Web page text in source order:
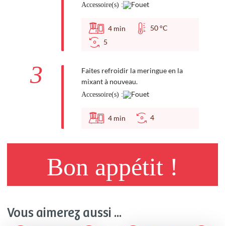
Accessoire(s) :
4 min
50 °C
5
3
Faites refroidir la meringue en la
mixant à nouveau.
Accessoire(s) :
4 min 4
Bon appétit !
Vous aimerez aussi ...